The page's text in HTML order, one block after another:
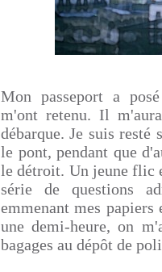
Mon passeport a
m'ont retenu. Il
débarque. Je suis resté
le pont, pendant que
le détroit. Un jeune flic
série de questions
emmenant mes
une demi-heure, on
bagages au dépôt de